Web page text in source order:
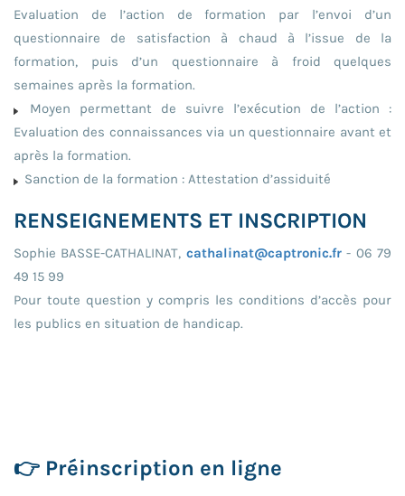
Evaluation de l’action de formation par l’envoi d’un
questionnaire de satisfaction à chaud à l’issue de la
formation, puis d’un questionnaire à froid quelques
semaines après la formation.
Moyen permettant de suivre l’exécution de l’action :
Evaluation des connaissances via un questionnaire avant et
après la formation.
Sanction de la formation : Attestation d’assiduité
RENSEIGNEMENTS ET INSCRIPTION
Sophie BASSE-CATHALINAT, cathalinat@captronic.fr- 06 79
49 15 99
Pour toute question y compris les conditions d’accès pour
les publics en situation de handicap.
👉 Préinscription en ligne